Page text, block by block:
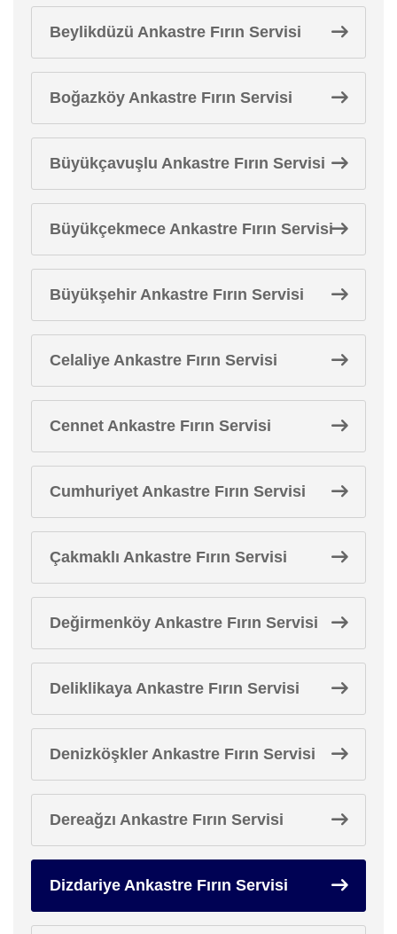
Beylikdüzü Ankastre Fırın Servisi
Boğazköy Ankastre Fırın Servisi
Büyükçavuşlu Ankastre Fırın Servisi
Büyükçekmece Ankastre Fırın Servisi
Büyükşehir Ankastre Fırın Servisi
Celaliye Ankastre Fırın Servisi
Cennet Ankastre Fırın Servisi
Cumhuriyet Ankastre Fırın Servisi
Çakmaklı Ankastre Fırın Servisi
Değirmenköy Ankastre Fırın Servisi
Deliklikaya Ankastre Fırın Servisi
Denizköşkler Ankastre Fırın Servisi
Dereağzı Ankastre Fırın Servisi
Dizdariye Ankastre Fırın Servisi